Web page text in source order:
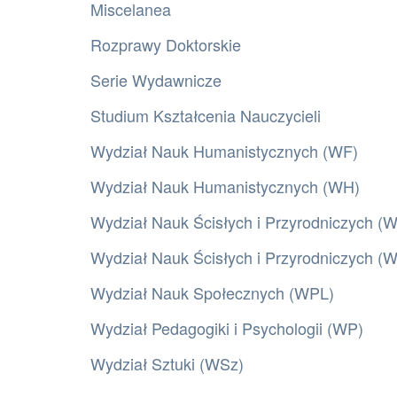
Miscelanea
Rozprawy Doktorskie
Serie Wydawnicze
Studium Kształcenia Nauczycieli
Wydział Nauk Humanistycznych (WF)
Wydział Nauk Humanistycznych (WH)
Wydział Nauk Ścisłych i Przyrodniczych
Wydział Nauk Ścisłych i Przyrodniczych
Wydział Nauk Społecznych (WPL)
Wydział Pedagogiki i Psychologii (WP)
Wydział Sztuki (WSz)